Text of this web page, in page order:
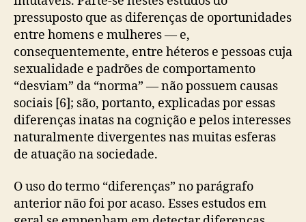
pressuposto que as diferenças de oportunidades
entre homens e mulheres — e,
consequentemente, entre héteros e pessoas cuja
sexualidade e padrões de comportamento
“desviam” da “norma” — não possuem causas
sociais [6]; são, portanto, explicadas por essas
diferenças inatas na cognição e pelos interesses
naturalmente divergentes nas muitas esferas
de atuação na sociedade.
O uso do termo “diferenças” no parágrafo
anterior não foi por acaso. Esses estudos em